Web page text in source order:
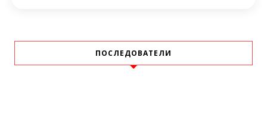
ПОСЛЕДОВАТЕЛИ